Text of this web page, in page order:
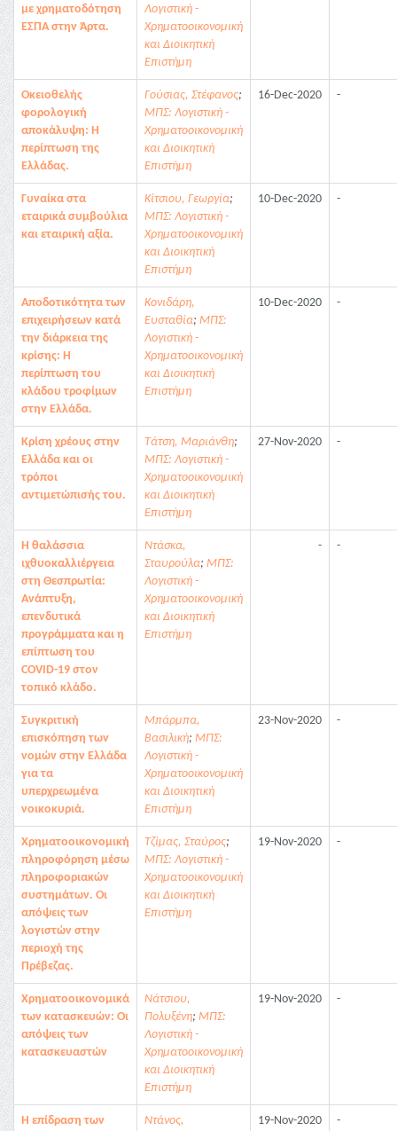
με χρηματοδότηση
ΕΣΠΑ στην Άρτα.
Λογιστική -
Χρηματοοικονομική
και Διοικητική
Επιστήμη
Οκειοθελής
φορολογική
αποκάλυψη: Η
περίπτωση της
Ελλάδας.
Γούσιας, Στέφανος;
ΜΠΣ: Λογιστική -
Χρηματοοικονομική
και Διοικητική
Επιστήμη
16-Dec-2020 -
Γυναίκα στα
εταιρικά συμβούλια
και εταιρική αξία.
Κίτσιου, Γεωργία;
ΜΠΣ: Λογιστική -
Χρηματοοικονομική
και Διοικητική
Επιστήμη
10-Dec-2020 -
Αποδοτικότητα των
επιχειρήσεων κατά
την διάρκεια της
κρίσης: Η
περίπτωση του
κλάδου τροφίμων
στην Ελλάδα.
Κονιδάρη,
Ευσταθία; ΜΠΣ:
Λογιστική -
Χρηματοοικονομική
και Διοικητική
Επιστήμη
10-Dec-2020 -
Κρίση χρέους στην
Ελλάδα και οι
τρόποι
αντιμετώπισής του.
Τάτση, Μαριάνθη;
ΜΠΣ: Λογιστική -
Χρηματοοικονομική
και Διοικητική
Επιστήμη
27-Nov-2020 -
Η θαλάσσια
ιχθυοκαλλιέργεια
στη Θεσπρωτία:
Ανάπτυξη,
επενδυτικά
προγράμματα και η
επίπτωση του
COVID-19 στον
τοπικό κλάδο.
Ντάσκα,
Σταυρούλα; ΜΠΣ:
Λογιστική -
Χρηματοοικονομική
και Διοικητική
Επιστήμη
- -
Συγκριτική
επισκόπηση των
νομών στην Ελλάδα
για τα
υπερχρεωμένα
νοικοκυριά.
Μπάρμπα,
Βασιλική; ΜΠΣ:
Λογιστική -
Χρηματοοικονομική
και Διοικητική
Επιστήμη
23-Nov-2020 -
Χρηματοοικονομική
πληροφόρηση μέσω
πληροφοριακών
συστημάτων. Οι
απόψεις των
λογιστών στην
περιοχή της
Πρέβεζας.
Τζίμας, Σταύρος;
ΜΠΣ: Λογιστική -
Χρηματοοικονομική
και Διοικητική
Επιστήμη
19-Nov-2020 -
Χρηματοοικονομικά
των κατασκευών: Οι
απόψεις των
κατασκευαστών
Νάτσιου,
Πολυξένη; ΜΠΣ:
Λογιστική -
Χρηματοοικονομική
και Διοικητική
Επιστήμη
19-Nov-2020 -
Η επίδραση των
Ντάνος,
19-Nov-2020 -